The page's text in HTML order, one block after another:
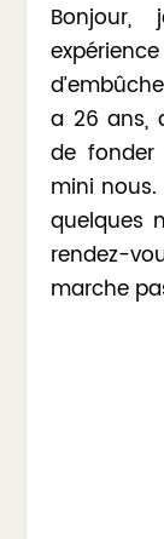
a 26 ans,
de
mini nous.
quelques
rendez-
marche